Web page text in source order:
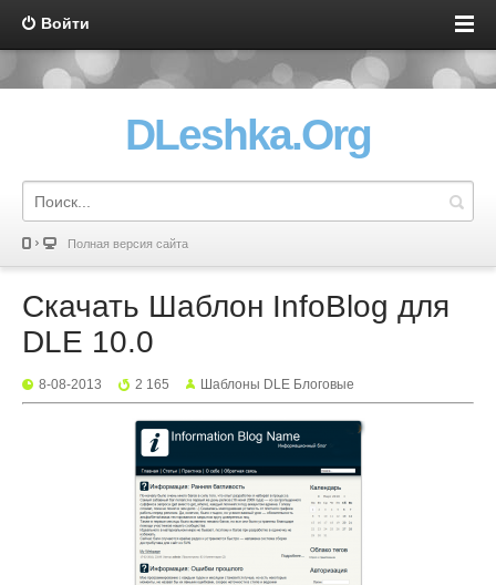
Войти
DLeshka.Org
Полная версия сайта
Скачать Шаблон InfoBlog для
DLE 10.0
8-08-2013 2 165 Шаблоны DLE Блоговые